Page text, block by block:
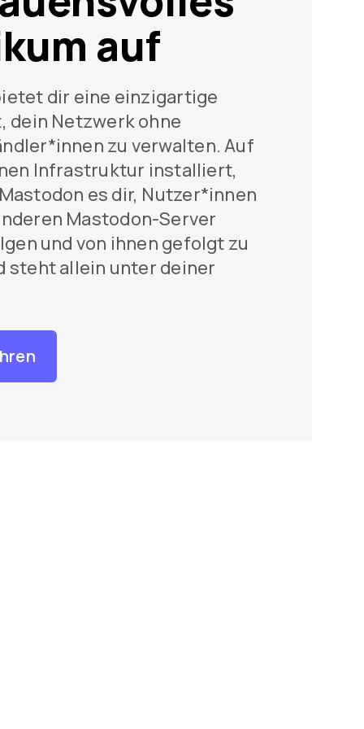
auf
dir eine einzigartige
dein Netzwerk ohne
zu verwalten. Auf
Infrastruktur installiert,
es dir, Nutzer*innen
Mastodon-Server
und von ihnen gefolgt zu
steht allein unter deiner